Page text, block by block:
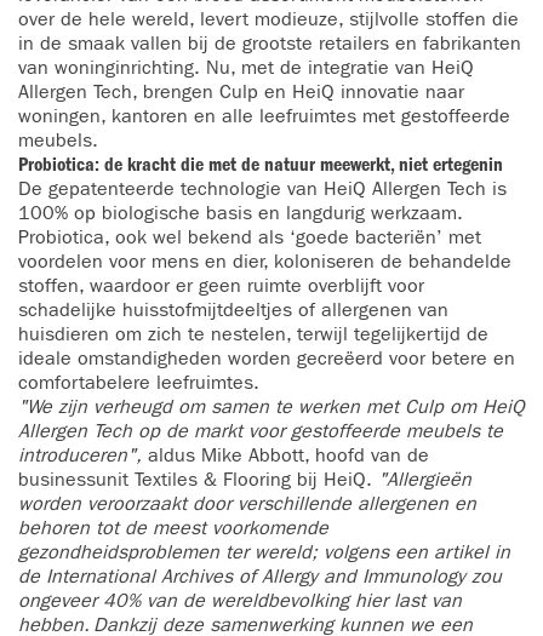
over de hele wereld, levert modieuze, stijlvolle stoffen die
in de smaak vallen bij de grootste retailers en fabrikanten
van woninginrichting. Nu, met de integratie van HeiQ
Allergen Tech, brengen Culp en HeiQ innovatie naar
woningen, kantoren en alle leefruimtes met gestoffeerde
meubels.
Probiotica: de kracht die met de natuur meewerkt, niet ertegenin
De gepatenteerde technologie van HeiQ Allergen Tech is
100% op biologische basis en langdurig werkzaam.
Probiotica, ook wel bekend als ‘goede bacteriën’ met
voordelen voor mens en dier, koloniseren de behandelde
stoffen, waardoor er geen ruimte overblijft voor
schadelijke huisstofmijtdeeltjes of allergenen van
huisdieren om zich te nestelen, terwijl tegelijkertijd de
ideale omstandigheden worden gecreëerd voor betere en
comfortabelere leefruimtes.
"We zijn verheugd om samen te werken met Culp om HeiQ
Allergen Tech op de markt voor gestoffeerde meubels te
introduceren", aldus Mike Abbott, hoofd van de
businessunit Textiles & Flooring bij HeiQ. "Allergieën
worden veroorzaakt door verschillende allergenen en
behoren tot de meest voorkomende
gezondheidsproblemen ter wereld; volgens een artikel in
de International Archives of Allergy and Immunology zou
ongeveer 40% van de wereldbevolking hier last van
hebben. Dankzij deze samenwerking kunnen we een